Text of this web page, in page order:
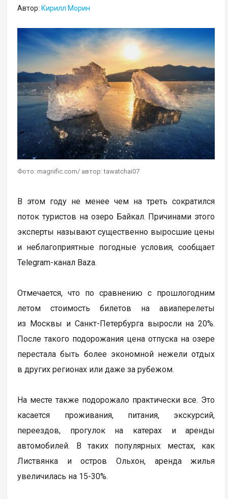
Автор: Кирилл Морин
Фото: magnific.com/ автор: tawatchai07
В этом году не менее чем на треть сократился
поток туристов на озеро Байкал. Причинами этого
эксперты называют существенно выросшие цены
и неблагоприятные погодные условия, сообщает
Telegram-канал Baza.
Отмечается, что по сравнению с прошлогодним
летом стоимость билетов на авиаперелеты
из Москвы и Санкт-Петербурга выросли на 20%.
После такого подорожания цена отпуска на озере
перестала быть более экономной нежели отдых
в других регионах или даже за рубежом.
На месте также подорожало практически все. Это
касается проживания, питания, экскурсий,
переездов, прогулок на катерах и аренды
автомобилей. В таких популярных местах, как
Листвянка и остров Ольхон, аренда жилья
увеличилась на 15-30%.